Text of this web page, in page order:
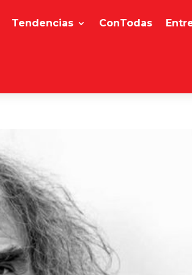
Tendencias ConTodas